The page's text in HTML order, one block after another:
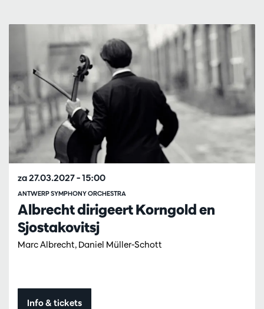
Albrecht dirigeert Korngold en
Sjostakovitsj
Marc Albrecht, Daniel Müller-Schott
ANTWERP SYMPHONY ORCHESTRA
za 27.03.2027– 15:00
Info & tickets